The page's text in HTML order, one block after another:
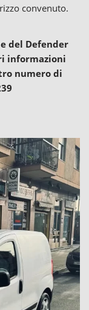
convenuto.
del Defender
informazioni
numero di